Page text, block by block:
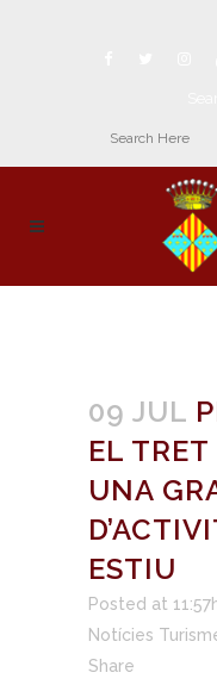
09 JUL
EL
UNA
ESTIU
Posted at
Notícies
Share